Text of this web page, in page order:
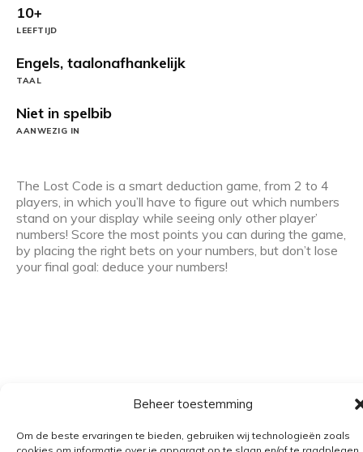
Beheer toestemming
Om de beste ervaringen te bieden, gebruiken wij technologieën zoals
10+
LEEFTIJD
Engels, taalonafhankelijk
TAAL
Niet in spelbib
AANWEZIG IN
The Lost Code is a smart deduction game, from 2 to 4
players, in which you’ll have to figure out which numbers
stand on your display while seeing only other player’
numbers! Score the most points you can during the game,
by placing the right bets on your numbers, but don’t lose
your final goal: deduce your numbers!
Algemene voorwaarden